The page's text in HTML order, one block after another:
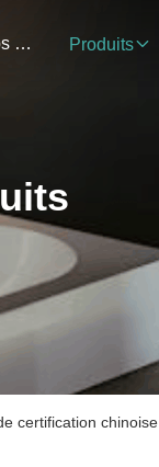
À Propos De Nous Produits
certification chinoise